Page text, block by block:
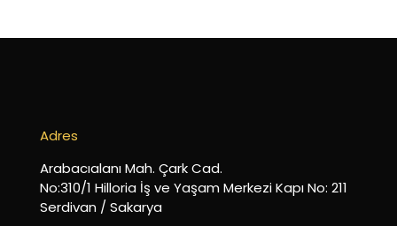
Adres
Arabacıalanı Mah. Çark Cad.
No:310/1 Hilloria İş ve Yaşam Merkezi Kapı No: 211
Serdivan / Sakarya